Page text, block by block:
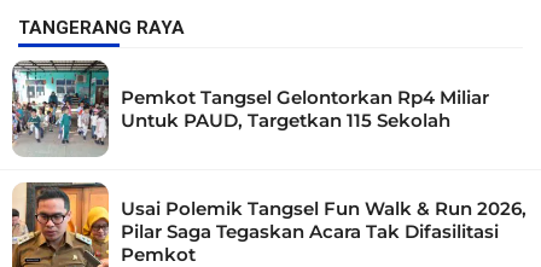
TANGERANG RAYA
Pemkot Tangsel Gelontorkan Rp4 Miliar
Untuk PAUD, Targetkan 115 Sekolah
Usai Polemik Tangsel Fun Walk & Run 2026,
Pilar Saga Tegaskan Acara Tak Difasilitasi
Pemkot